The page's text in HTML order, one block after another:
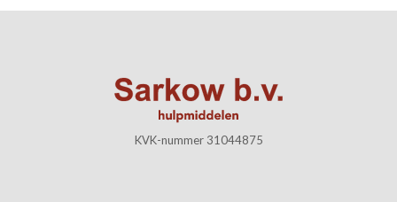
KVK-nummer 31044875